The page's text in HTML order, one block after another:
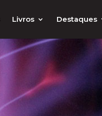
Livros Destaques